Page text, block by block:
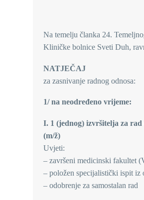
Na temelju članka 24.
Kliničke bolnice Sveti Duh,
NATJEČAJ
za zasnivanje radnog odnosa:
1/ na neodređeno vrijeme:
I. 1 (jednog) izvršitelja za rad
(m/ž)
Uvjeti:
– završeni medicinski fakultet
– položen specijalistički ispit iz
– odobrenje za samostalan rad